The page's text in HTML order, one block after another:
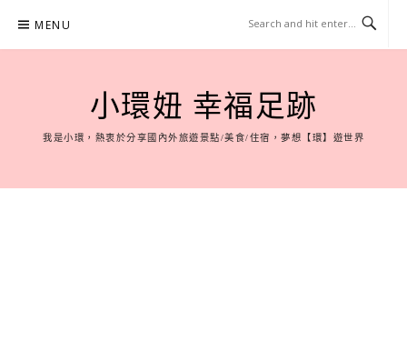
content
MENU
小環妞 幸福足跡
我是小環，熱衷於分享國內外旅遊景點/美食/住宿，夢想【環】遊世界